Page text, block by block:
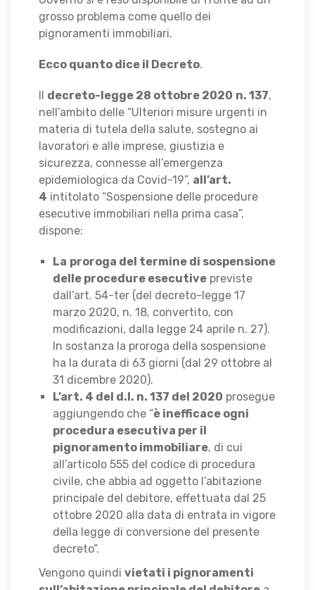
grosso problema come quello dei
pignoramenti immobiliari.
Ecco quanto dice il Decreto.
Il decreto-legge 28 ottobre 2020 n. 137,
nell’ambito delle “Ulteriori misure urgenti in
materia di tutela della salute, sostegno ai
lavoratori e alle imprese, giustizia e
sicurezza, connesse all’emergenza
epidemiologica da Covid-19”, all’art.
4 intitolato “Sospensione delle procedure
esecutive immobiliari nella prima casa”,
dispone:
La proroga del termine di sospensione
delle procedure esecutive previste
dall’art. 54-ter (del decreto-legge 17
marzo 2020, n. 18, convertito, con
modificazioni, dalla legge 24 aprile n. 27).
In sostanza la proroga della sospensione
ha la durata di 63 giorni (dal 29 ottobre al
31 dicembre 2020).
L’art. 4 del d.l. n. 137 del 2020 prosegue
aggiungendo che “è inefficace ogni
procedura esecutiva per il
pignoramento immobiliare, di cui
all’articolo 555 del codice di procedura
civile, che abbia ad oggetto l’abitazione
principale del debitore, effettuata dal 25
ottobre 2020 alla data di entrata in vigore
della legge di conversione del presente
decreto”.
Vengono quindi vietati i pignoramenti